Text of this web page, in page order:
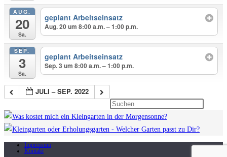
AUG.
20
Sa.
geplant Arbeitseinsatz
Aug. 20 um 8:00 a.m. – 1:00 p.m.
SEP.
3
Sa.
geplant Arbeitseinsatz
Sep. 3 um 8:00 a.m. – 1:00 p.m.
JULI – SEP. 2022
close
Impressum
Kontakt